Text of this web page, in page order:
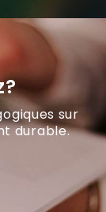
sur
durable.